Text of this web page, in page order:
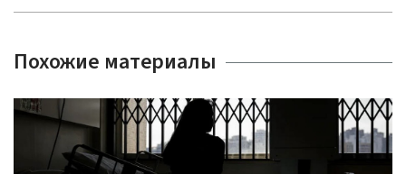
Похожие материалы